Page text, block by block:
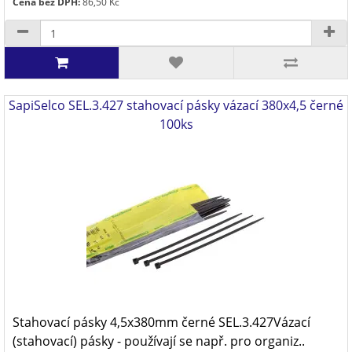
SapiSelco SEL.3.427 stahovací pásky vázací 380x4,5 černé
100ks
Stahovací pásky 4,5x380mm černé SEL.3.427Vázací
(stahovací) pásky - používají se např. pro organiz..